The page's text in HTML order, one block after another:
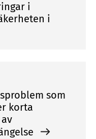
i
i
som
korta